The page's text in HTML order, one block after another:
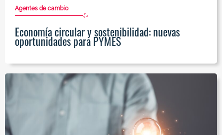
Agentes de cambio
Economía circular y sostenibilidad: nuevas
oportunidades para PYMES